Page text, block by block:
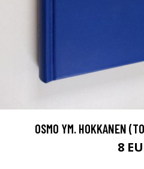
OSMO YM. HOKKANEN
8